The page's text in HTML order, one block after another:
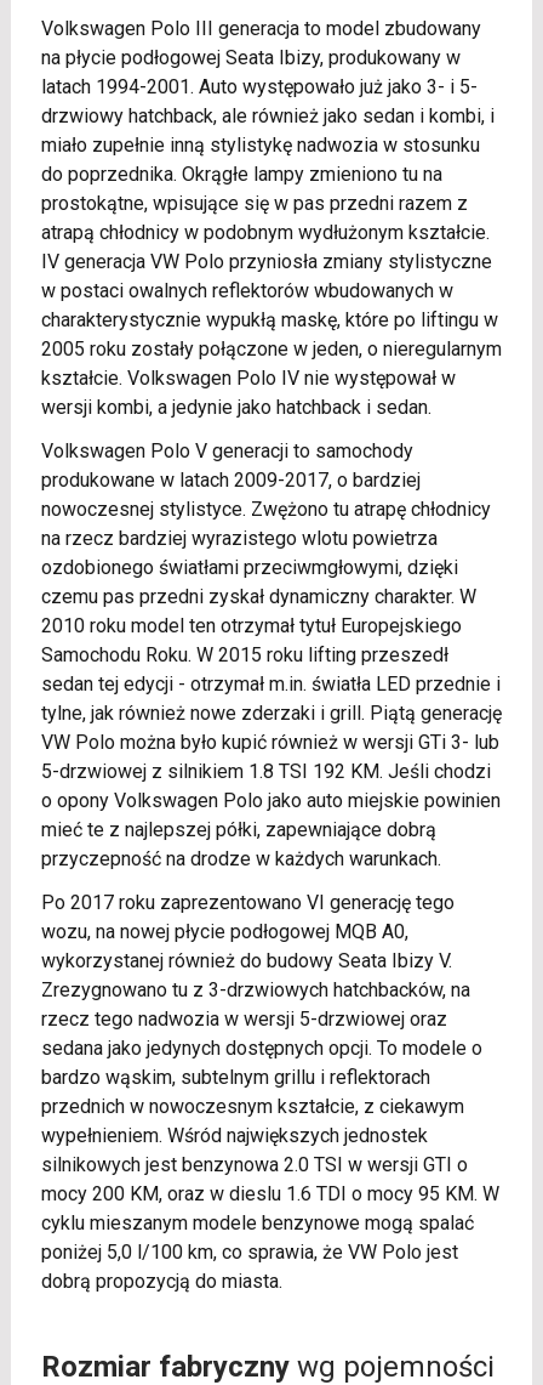
Volkswagen Polo III generacja to model zbudowany
na płycie podłogowej Seata Ibizy, produkowany w
latach 1994-2001. Auto występowało już jako 3- i 5-
drzwiowy hatchback, ale również jako sedan i kombi, i
miało zupełnie inną stylistykę nadwozia w stosunku
do poprzednika. Okrągłe lampy zmieniono tu na
prostokątne, wpisujące się w pas przedni razem z
atrapą chłodnicy w podobnym wydłużonym kształcie.
IV generacja VW Polo przyniosła zmiany stylistyczne
w postaci owalnych reflektorów wbudowanych w
charakterystycznie wypukłą maskę, które po liftingu w
2005 roku zostały połączone w jeden, o nieregularnym
kształcie. Volkswagen Polo IV nie występował w
wersji kombi, a jedynie jako hatchback i sedan.
Volkswagen Polo V generacji to samochody
produkowane w latach 2009-2017, o bardziej
nowoczesnej stylistyce. Zwężono tu atrapę chłodnicy
na rzecz bardziej wyrazistego wlotu powietrza
ozdobionego światłami przeciwmgłowymi, dzięki
czemu pas przedni zyskał dynamiczny charakter. W
2010 roku model ten otrzymał tytuł Europejskiego
Samochodu Roku. W 2015 roku lifting przeszedł
sedan tej edycji - otrzymał m.in. światła LED przednie i
tylne, jak również nowe zderzaki i grill. Piątą generację
VW Polo można było kupić również w wersji GTi 3- lub
5-drzwiowej z silnikiem 1.8 TSI 192 KM. Jeśli chodzi
o opony Volkswagen Polo jako auto miejskie powinien
mieć te z najlepszej półki, zapewniające dobrą
przyczepność na drodze w każdych warunkach.
Po 2017 roku zaprezentowano VI generację tego
wozu, na nowej płycie podłogowej MQB A0,
wykorzystanej również do budowy Seata Ibizy V.
Zrezygnowano tu z 3-drzwiowych hatchbacków, na
rzecz tego nadwozia w wersji 5-drzwiowej oraz
sedana jako jedynych dostępnych opcji. To modele o
bardzo wąskim, subtelnym grillu i reflektorach
przednich w nowoczesnym kształcie, z ciekawym
wypełnieniem. Wśród największych jednostek
silnikowych jest benzynowa 2.0 TSI w wersji GTI o
mocy 200 KM, oraz w dieslu 1.6 TDI o mocy 95 KM. W
cyklu mieszanym modele benzynowe mogą spalać
poniżej 5,0 l/100 km, co sprawia, że VW Polo jest
dobrą propozycją do miasta.
Rozmiar fabrycznywg pojemności